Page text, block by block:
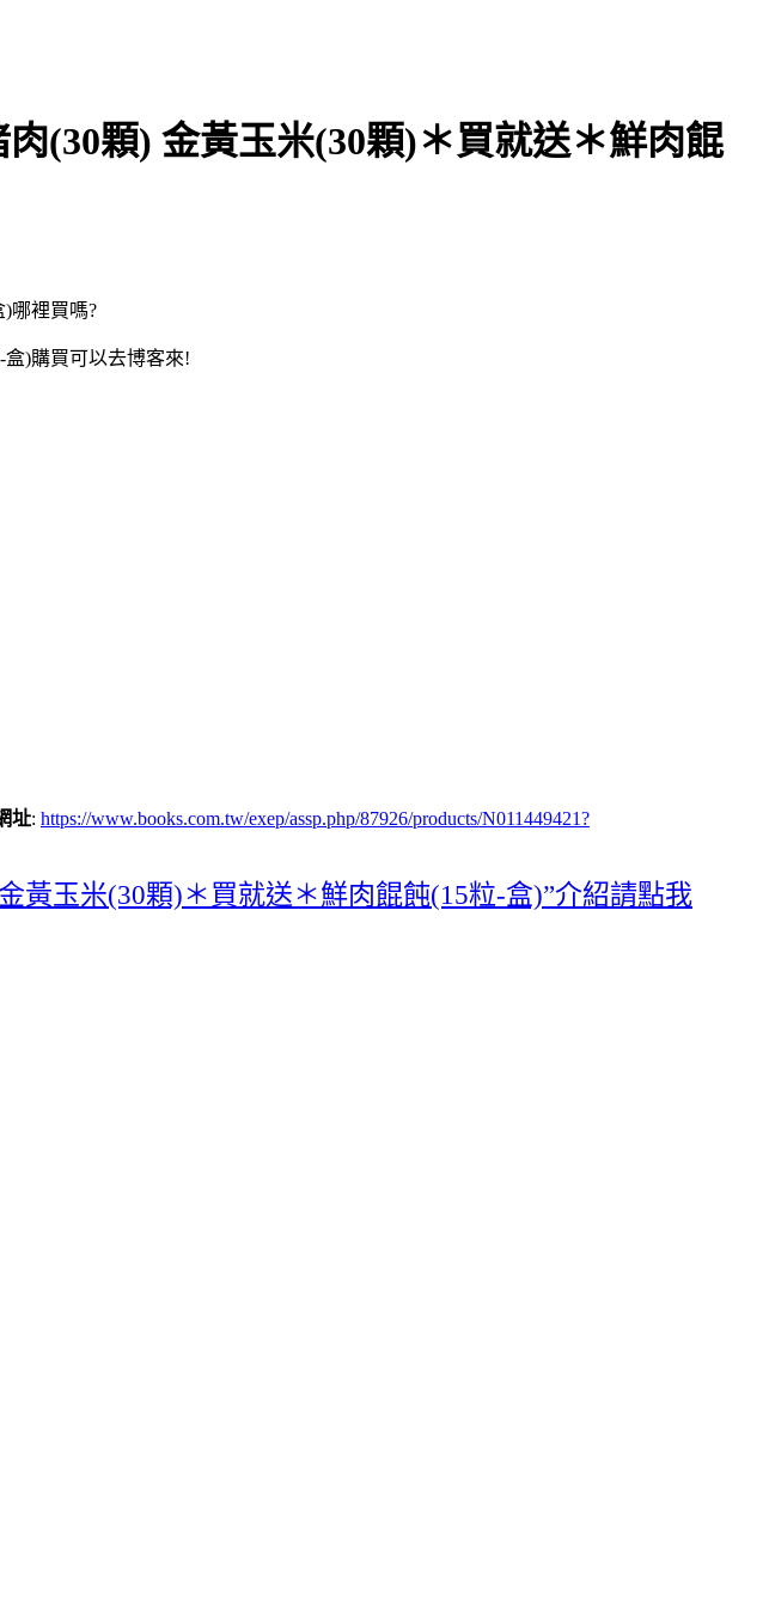
(30顆) 金黃玉米(30顆)＊買就送＊鮮肉餛
哪裡買嗎?
盒)購買可以去博客來!
址: https://www.books.com.tw/exep/assp.php/87926/products/N011449421?
玉米(30顆)＊買就送＊鮮肉餛飩(15粒-盒)”介紹請點我